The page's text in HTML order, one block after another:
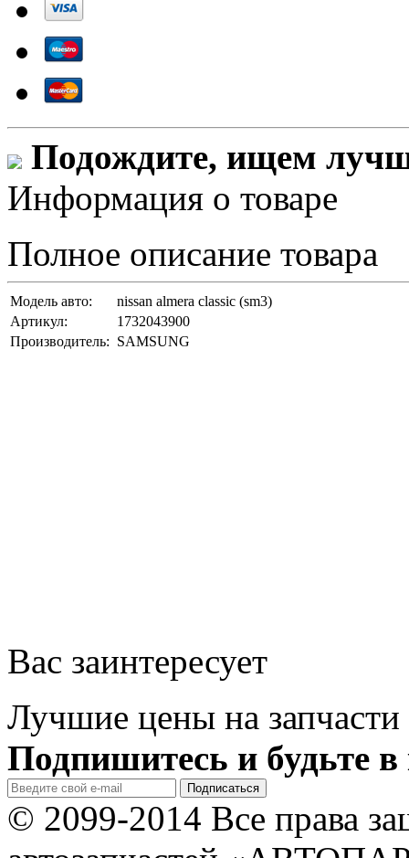
Подождите, ищем
Информация о товаре
Полное описание товара
Модель авто:
nissan almera classic (sm3)
Артикул:
1732043900
Производитель: SAMSUNG
Вас заинтересует
Лучшие цены на запчасти
Подпишитесь и будьте в
© 2099-2014 Все права